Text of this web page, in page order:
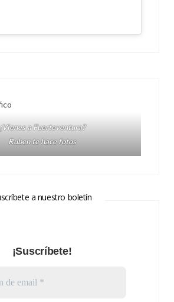
a Fuerteventura?
Ruben te hace fotos
a nuestro boletín
¡Suscríbete!